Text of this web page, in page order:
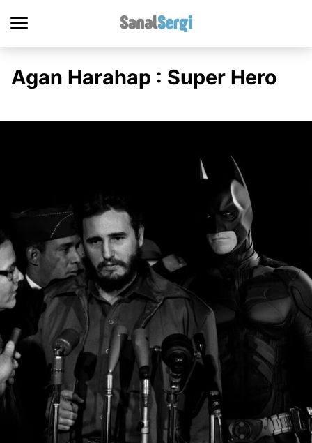
Agan Harahap : Super Hero